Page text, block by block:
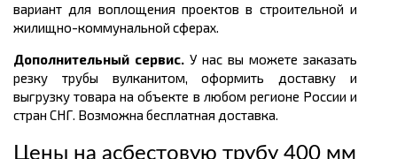
вариант для воплощения проектов в строительной и
жилищно-коммунальной сферах.
Дополнительный сервис. У нас вы можете заказать
резку трубы вулканитом, оформить доставку и
выгрузку товара на объекте в любом регионе России и
стран СНГ. Возможна бесплатная доставка.
Цены на асбестовую трубу 400 мм